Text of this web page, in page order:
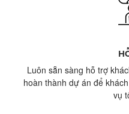
Luôn sẵn sàng hỗ trợ
hoàn thành dự án để
vụ